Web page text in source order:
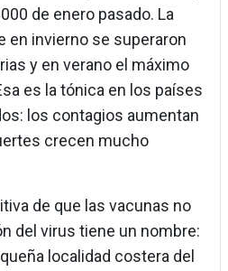
de enero pasado. La
en invierno se superaron
y en verano el máximo
es la tónica en los países
los contagios aumentan
crecen mucho
de que las vacunas no
del virus tiene un nombre:
localidad costera del